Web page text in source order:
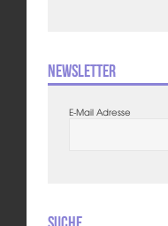
Newsletter
E-Mail Adresse